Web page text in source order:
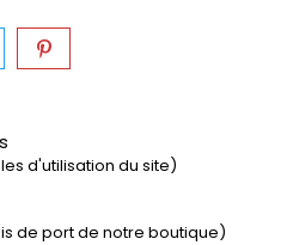
d'utilisation du site)
de port de notre boutique)